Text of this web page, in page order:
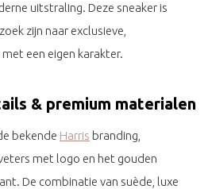
uitstraling. Deze sneaker is
zijn naar exclusieve,
een eigen karakter.
& premium materialen
bekende Harris branding,
met logo en het gouden
De combinatie van suède, luxe